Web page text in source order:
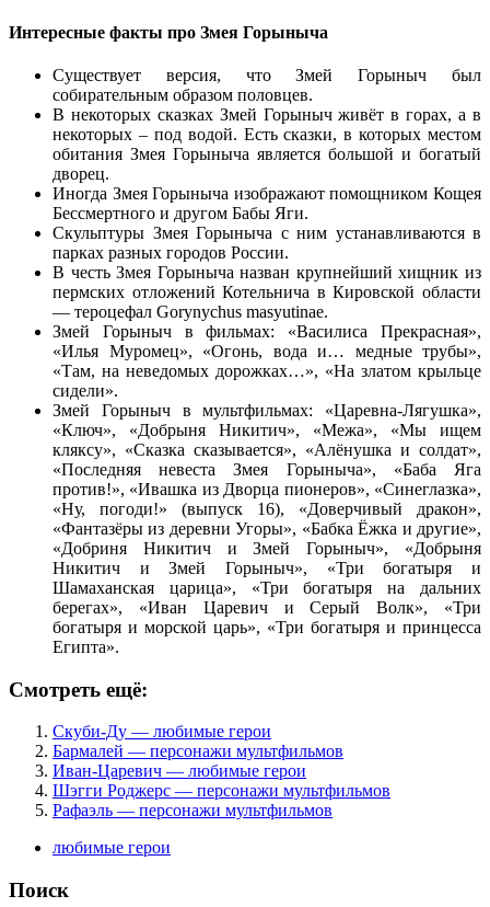
Интересные факты про Змея Горыныча
Существует версия, что Змей Горыныч был
собирательным образом половцев.
В некоторых сказках Змей Горыныч живёт в горах, а в
некоторых – под водой. Есть сказки, в которых местом
обитания Змея Горыныча является большой и богатый
дворец.
Иногда Змея Горыныча изображают помощником Кощея
Бессмертного и другом Бабы Яги.
Скульптуры Змея Горыныча с ним устанавливаются в
парках разных городов России.
В честь Змея Горыныча назван крупнейший хищник из
пермских отложений Котельнича в Кировской области
— тероцефал Gorynychus masyutinae.
Змей Горыныч в фильмах: «Василиса Прекрасная»,
«Илья Муромец», «Огонь, вода и… медные трубы»,
«Там, на неведомых дорожках…», «На златом крыльце
сидели».
Змей Горыныч в мультфильмах: «Царевна-Лягушка»,
«Ключ», «Добрыня Никитич», «Межа», «Мы ищем
кляксу», «Сказка сказывается», «Алёнушка и солдат»,
«Последняя невеста Змея Горыныча», «Баба Яга
против!», «Ивашка из Дворца пионеров», «Синеглазка»,
«Ну, погоди!» (выпуск 16), «Доверчивый дракон»,
«Фантазёры из деревни Угоры», «Бабка Ёжка и другие»,
«Добриня Никитич и Змей Горыныч», «Добрыня
Никитич и Змей Горыныч», «Три богатыря и
Шамаханская царица», «Три богатыря на дальних
берегах», «Иван Царевич и Серый Волк», «Три
богатыря и морской царь», «Три богатыря и принцесса
Египта».
Смотреть ещё:
Скуби-Ду — любимые герои
Бармалей — персонажи мультфильмов
Иван-Царевич — любимые герои
Шэгги Роджерс — персонажи мультфильмов
Рафаэль — персонажи мультфильмов
любимые герои
Поиск